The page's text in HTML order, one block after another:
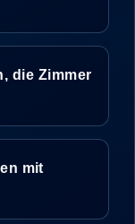
die Zimmer
mit